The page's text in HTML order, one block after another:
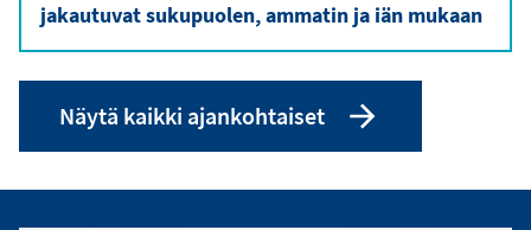
jakautuvat sukupuolen, ammatin ja iän mukaan
Näytä kaikki ajankohtaiset